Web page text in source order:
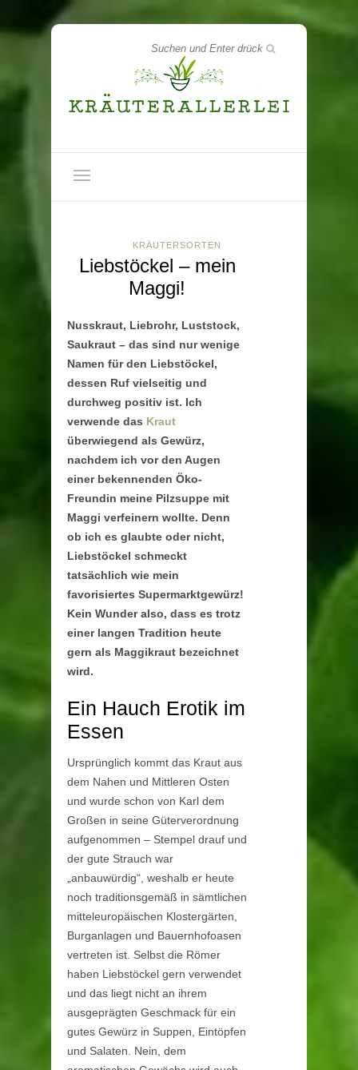
KRÄUTERSORTEN
Liebstöckel – mein
Maggi!
Nusskraut, Liebrohr, Luststock,
Saukraut – das sind nur wenige
Namen für den Liebstöckel,
dessen Ruf vielseitig und
durchweg positiv ist. Ich
verwende das Kraut
überwiegend als Gewürz,
nachdem ich vor den Augen
einer bekennenden Öko-
Freundin meine Pilzsuppe mit
Maggi verfeinern wollte. Denn
ob ich es glaubte oder nicht,
Liebstöckel schmeckt
tatsächlich wie mein
favorisiertes Supermarktgewürz!
Kein Wunder also, dass es trotz
einer langen Tradition heute
gern als Maggikraut bezeichnet
wird.
Ein Hauch Erotik im
Essen
Ursprünglich kommt das Kraut aus
dem Nahen und Mittleren Osten
und wurde schon von Karl dem
Großen in seine Güterverordnung
aufgenommen – Stempel drauf und
der gute Strauch war
„anbauwürdig“, weshalb er heute
noch traditionsgemäß in sämtlichen
mitteleuropäischen Klostergärten,
Burganlagen und Bauernhofoasen
vertreten ist. Selbst die Römer
haben Liebstöckel gern verwendet
und das liegt nicht an ihrem
ausgeprägten Geschmack für ein
gutes Gewürz in Suppen, Eintöpfen
und Salaten. Nein, dem